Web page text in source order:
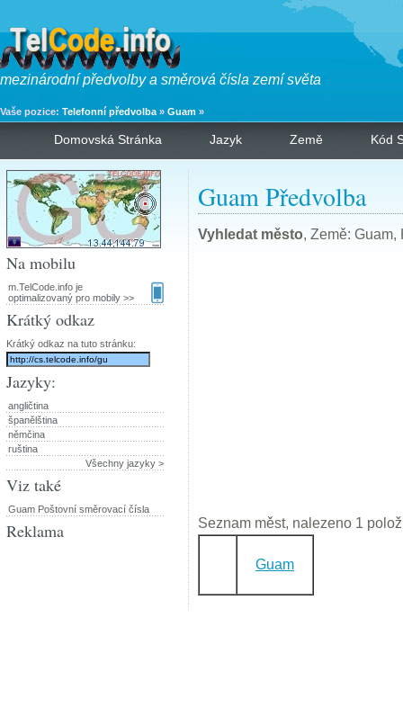
mezinárodní předvolby a směrová čísla zemí světa
Vaše pozice: Telefonní předvolba » Guam »
Domovská Stránka Jazyk Země Kód
Guam Předvolba
Vyhledat město, Země: Guam,
Seznam měst, nalezeno 1
Guam
Na mobilu
m.TelCode.info je
optimalizovaný pro mobily >>
Krátký odkaz
Krátký odkaz na tuto stránku:
Jazyky:
angličtina
španělština
němčina
ruština
Všechny jazyky >
Viz také
Guam Poštovní směrovací čísla
Reklama